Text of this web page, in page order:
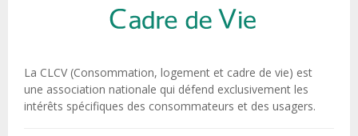
La CLCV (Consommation, logement et cadre de vie) est
une association nationale qui défend exclusivement les
intérêts spécifiques des consommateurs et des usagers.